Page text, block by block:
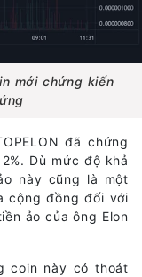
mới chứng kiến
đã chứng
Dù mức độ khả
này cũng là một
cộng đồng đối với
ảo của ông Elon
coin này có thoát